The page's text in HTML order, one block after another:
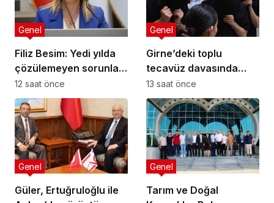
Filiz Besim: Yedi yılda
çözülemeyen sorunlar
seçim öncesinde
verilen vaatlerle
çözülemez
Genel
12 saat önce
Girne’deki toplu
tecavüz davasında
karar: 5 sanığa toplam
55 yıl hapis
Genel
13 saat önce
Güler, Ertuğruloğlu ile
Genel
Tarım ve Doğal
Genel